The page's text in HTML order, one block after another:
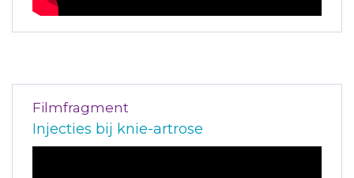
Filmfragment
Injecties bij knie-artrose